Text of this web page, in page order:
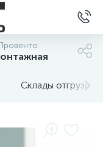
Склады отгрузок